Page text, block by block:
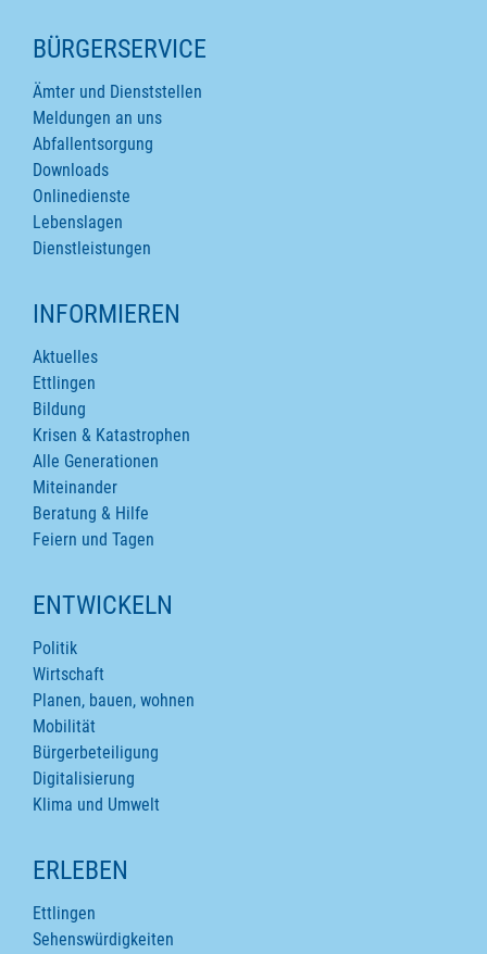
SEITENINHALTE
BÜRGERSERVICE
Ämter und Dienststellen
Meldungen an uns
Abfallentsorgung
Downloads
Onlinedienste
Lebenslagen
Dienstleistungen
INFORMIEREN
Aktuelles
Ettlingen
Bildung
Krisen & Katastrophen
Alle Generationen
Miteinander
Beratung & Hilfe
Feiern und Tagen
ENTWICKELN
Politik
Wirtschaft
Planen, bauen, wohnen
Mobilität
Bürgerbeteiligung
Digitalisierung
Klima und Umwelt
ERLEBEN
Ettlingen
Sehenswürdigkeiten